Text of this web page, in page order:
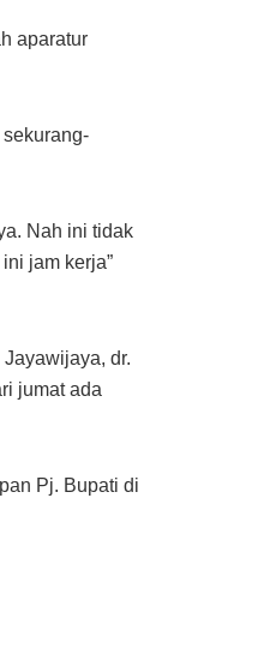
aparatur
Nah ini tidak
jam kerja”
dr.
jumat ada
Pj. Bupati di